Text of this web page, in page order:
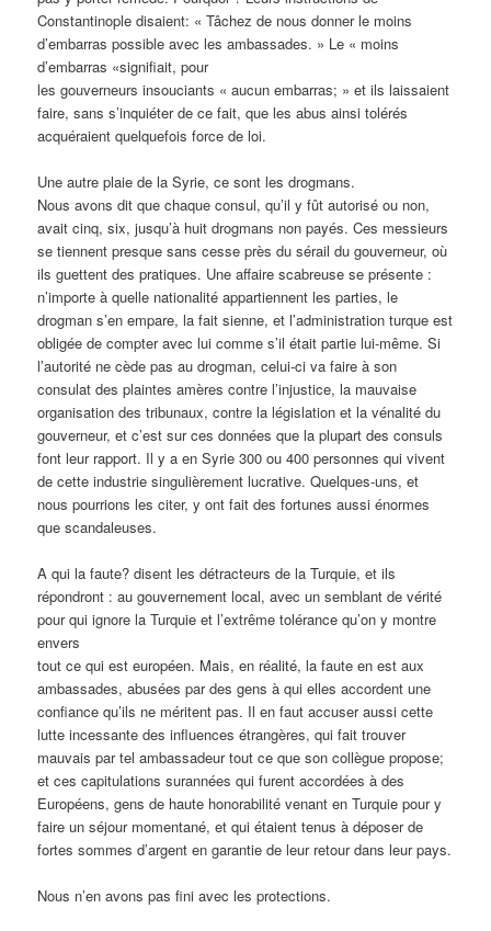
Constantinople disaient: « Tâchez de nous donner le moins
d’embarras possible avec les ambassades. » Le « moins
d’embarras «signifiait, pour
les gouverneurs insouciants « aucun embarras; » et ils laissaient
faire, sans s’inquiéter de ce fait, que les abus ainsi tolérés
acquéraient quelquefois force de loi.
Une autre plaie de la Syrie, ce sont les drogmans.
Nous avons dit que chaque consul, qu’il y fût autorisé ou non,
avait cinq, six, jusqu’à huit drogmans non payés. Ces messieurs
se tiennent presque sans cesse près du sérail du gouverneur, où
ils guettent des pratiques. Une affaire scabreuse se présente :
n’importe à quelle nationalité appartiennent les parties, le
drogman s’en empare, la fait sienne, et l’administration turque est
obligée de compter avec lui comme s’il était partie lui-même. Si
l’autorité ne cède pas au drogman, celui-ci va faire à son
consulat des plaintes amères contre l’injustice, la mauvaise
organisation des tribunaux, contre la législation et la vénalité du
gouverneur, et c’est sur ces données que la plupart des consuls
font leur rapport. Il y a en Syrie 300 ou 400 personnes qui vivent
de cette industrie singulièrement lucrative. Quelques-uns, et
nous pourrions les citer, y ont fait des fortunes aussi énormes
que scandaleuses.
A qui la faute? disent les détracteurs de la Turquie, et ils
répondront : au gouvernement local, avec un semblant de vérité
pour qui ignore la Turquie et l’extrême tolérance qu’on y montre
envers
tout ce qui est européen. Mais, en réalité, la faute en est aux
ambassades, abusées par des gens à qui elles accordent une
confiance qu’ils ne méritent pas. Il en faut accuser aussi cette
lutte incessante des influences étrangères, qui fait trouver
mauvais par tel ambassadeur tout ce que son collègue propose;
et ces capitulations surannées qui furent accordées à des
Européens, gens de haute honorabilité venant en Turquie pour y
faire un séjour momentané, et qui étaient tenus à déposer de
fortes sommes d’argent en garantie de leur retour dans leur pays.
Nous n’en avons pas fini avec les protections.